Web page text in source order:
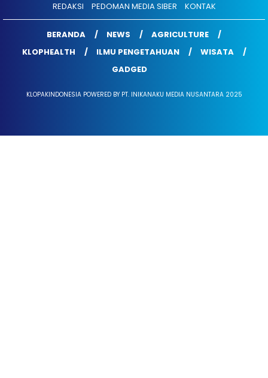
REDAKSI
PEDOMAN MEDIA SIBER KONTAK
BERANDA NEWS
AGRICULTURE
KLOPHEALTH
ILMU PENGETAHUAN
WISATA
GADGED
KLOPAKINDONESIA POWERED BY PT. INIKANAKU MEDIA NUSANTARA 2025